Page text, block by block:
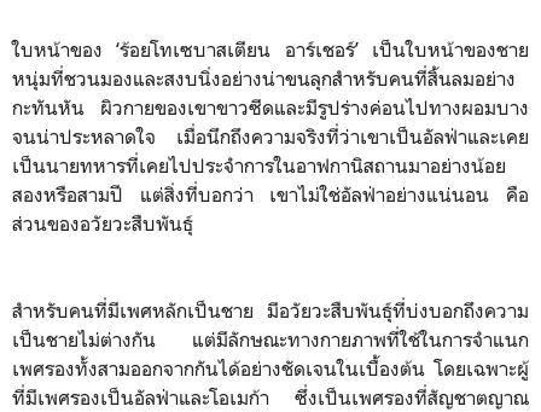
ใบหน้าของ ‘ร้อยโทเซบาสเตียน อาร์เชอร์’ เป็นใบหน้าของชาย
หนุ่มที่ชวนมองและสงบนิ่งอย่างน่าขนลุกสำหรับคนที่สิ้นลมอย่าง
กะทันหัน ผิวกายของเขาขาวซีดและมีรูปร่างค่อนไปทางผอมบาง
จนน่าประหลาดใจ เมื่อนึกถึงความจริงที่ว่าเขาเป็นอัลฟ่าและเคย
เป็นนายทหารที่เคยไปประจำการในอาฟกานิสถานมาอย่างน้อย
สองหรือสามปี แต่สิ่งที่บอกว่า เขาไม่ใช่อัลฟ่าอย่างแน่นอน คือ
ส่วนของอวัยวะสืบพันธุ์
สำหรับคนที่มีเพศหลักเป็นชาย มีอวัยวะสืบพันธุ์ที่บ่งบอกถึงความ
เป็นชายไม่ต่างกัน แต่มีลักษณะทางกายภาพที่ใช้ในการจำแนก
เพศรองทั้งสามออกจากกันได้อย่างชัดเจนในเบื้องต้น โดยเฉพาะผู้
ที่มีเพศรองเป็นอัลฟ่าและโอเมก้า ซึ่งเป็นเพศรองที่สัญชาตญาณ